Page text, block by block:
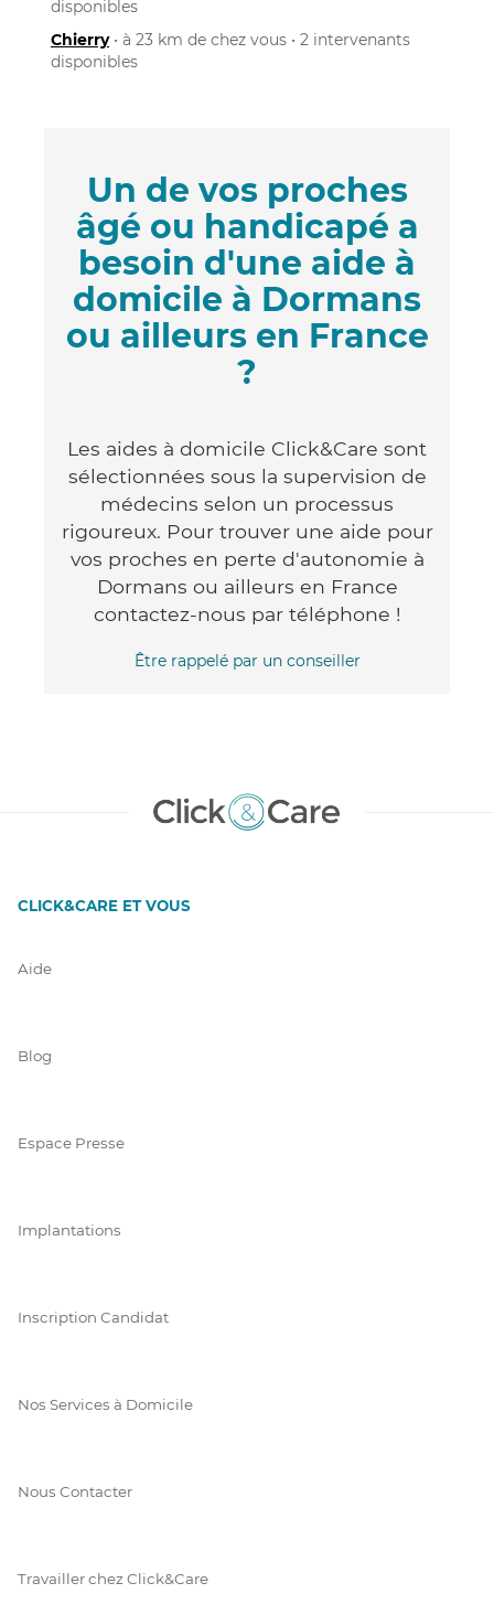
disponibles
Chierry• à 23 km de chez vous • 2 intervenants
disponibles
Un de vos proches
âgé ou handicapé a
besoin d'une aide à
domicile à Dormans
ou ailleurs en France
?
Les aides à domicile Click&Care sont
sélectionnées sous la supervision de
médecins selon un processus
rigoureux. Pour trouver une aide pour
vos proches en perte d'autonomie à
Dormans ou ailleurs en France
contactez-nous par téléphone !
Être rappelé par un conseiller
CLICK&CARE ET VOUS
Aide
Blog
Espace Presse
Implantations
Inscription Candidat
Nos Services à Domicile
Nous Contacter
Travailler chez Click&Care